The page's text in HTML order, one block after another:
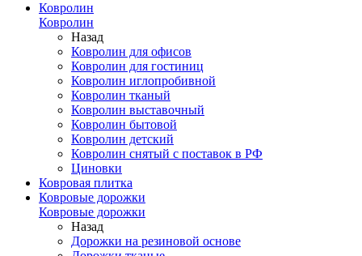
Ковролин
Ковролин
Назад
Ковролин для офисов
Ковролин для гостиниц
Ковролин иглопробивной
Ковролин тканый
Ковролин выставочный
Ковролин бытовой
Ковролин детский
Ковролин снятый с поставок в РФ
Циновки
Ковровая плитка
Ковровые дорожки
Ковровые дорожки
Назад
Дорожки на резиновой основе